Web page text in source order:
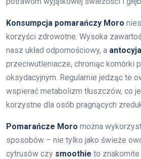
Konsumpcja pomarańczy Moro
korzyści zdrowotne. Wysoka
nasz układ odpornościowy, a
przeciwutleniacze, chroniąc komórki
oksydacyjnym. Regularnie jedząc te
wspierać metabolizm tłuszczów, co
korzystne dla osób pragnących
Pomarańcze Moro można
sposobów – nie tylko jako świeże
cytrusów czy smoothie to